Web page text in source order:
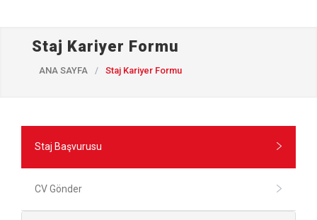
Staj Kariyer Formu
ANA SAYFA / Staj Kariyer Formu
Staj Başvurusu
CV Gönder